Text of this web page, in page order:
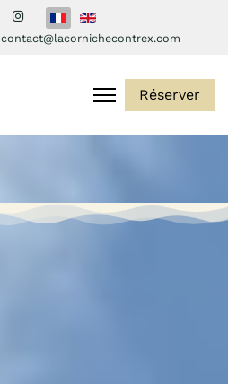
Sélectionnez votre langue
contact@lacornichecontrex.com
Réserver